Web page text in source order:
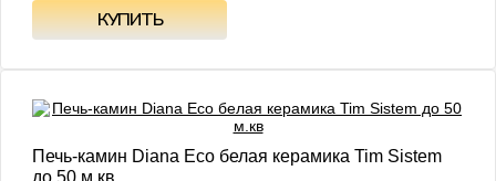
Печь-камин Diana Eco белая керамика Tim Sistem
до 50 м.кв